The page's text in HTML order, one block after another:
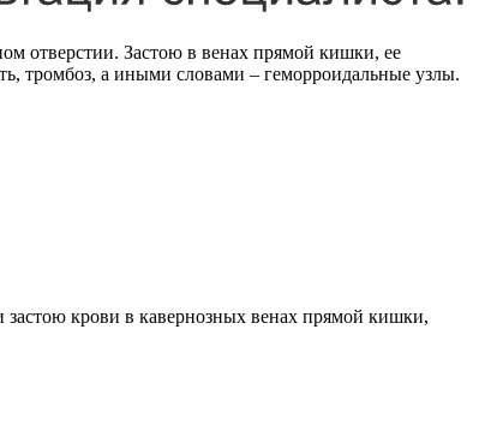
отверстии. Застою в венах прямой кишки, ее
тромбоз, а иными словами – геморроидальные узлы.
крови в кавернозных венах прямой кишки,